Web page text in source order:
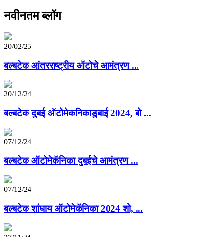
नवीनतम ब्लॉग
20/02/25
बल्बटेक आंतरराष्ट्रीय ऑटोचे आमंत्रण ...
20/12/24
बल्बटेक दुबई ऑटोमेकनिकाडुबाई 2024, बो ...
07/12/24
बल्बटेक ऑटोमेकॅनिका दुबईचे आमंत्रण ...
07/12/24
बल्बटेक शांघाय ऑटोमेकॅनिका 2024 शो, ...